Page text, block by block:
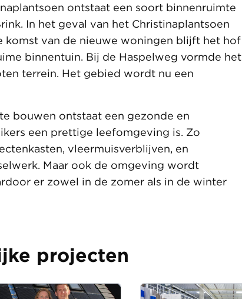
ontstaat een soort binnenruimte
In het geval van het Christinaplantsoen
komst van de nieuwe woningen blijft het hof
binnentuin. Bij de Haspelweg vormde het
terrein. Het gebied wordt nu een
bouwen ontstaat een gezonde en
een prettige leefomgeving is. Zo
vleermuisverblijven, en
Maar ook de omgeving wordt
er zowel in de zomer als in de winter
projecten